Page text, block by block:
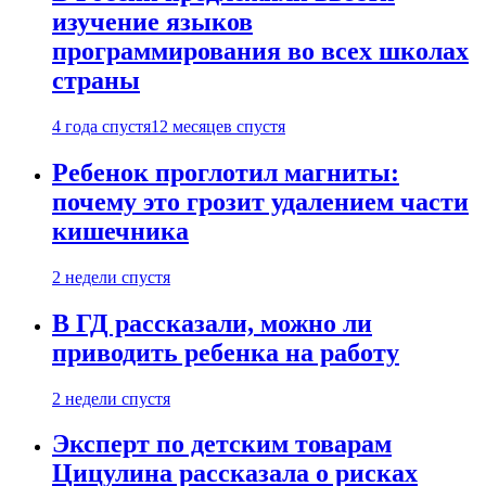
изучение языков
программирования во всех школах
страны
4 года спустя12 месяцев спустя
Ребенок проглотил магниты:
почему это грозит удалением части
кишечника
2 недели спустя
В ГД рассказали, можно ли
приводить ребенка на работу
2 недели спустя
Эксперт по детским товарам
Цицулина рассказала о рисках